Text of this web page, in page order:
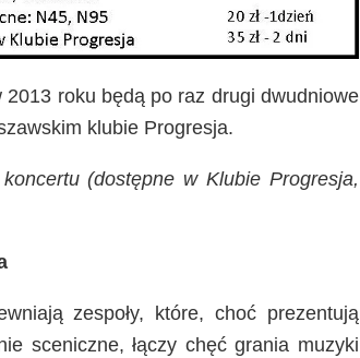
roku będą po raz drugi dwudniowe
klubie Progresja.
(dostępne w Klubie Progresja,
zespoły, które, choć prezentują
sceniczne, łączy chęć grania muzyki